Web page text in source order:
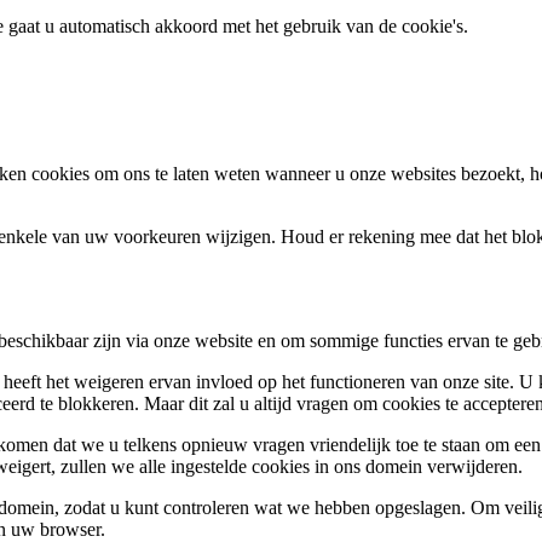
u automatisch akkoord met het gebruik van de cookie's.
cookies om ons te laten weten wanneer u onze websites
van uw voorkeuren wijzigen. Houd er rekening mee dat het
zijn via onze website en om sommige functies ervan te
het weigeren ervan invloed op het functioneren van onze site.
te blokkeren. Maar dit zal u altijd vragen om cookies te
dat we u telkens opnieuw vragen vriendelijk toe te staan om
zullen we alle ingestelde cookies in ons domein verwijderen.
zodat u kunt controleren wat we hebben opgeslagen. Om
uw browser.